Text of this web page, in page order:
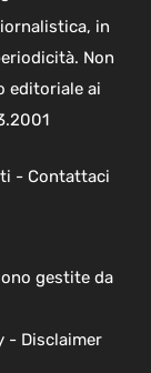
in
Non
editoriale ai
- Contattaci
gestite da
- Disclaimer